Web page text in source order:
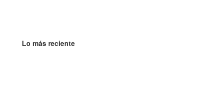
Lo más reciente